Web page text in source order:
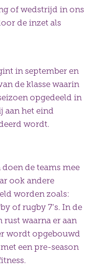
of wedstrijd in ons
de inzet als
in september en
de klasse waarin
opgedeeld in
aan het eind
wordt.
de teams mee
ook andere
worden zoals:
of rugby 7’s. In de
rust waarna er aan
wordt opgebouwd
een pre-season